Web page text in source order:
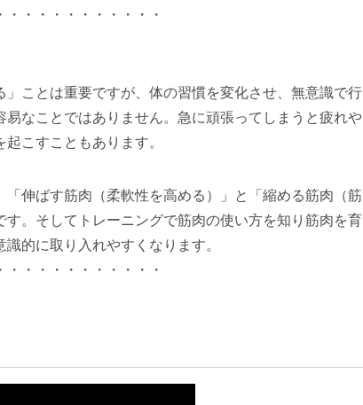
・・・・・・・・・・・
ことは重要ですが、体の習慣を変化させ、無意識で行
なことではありません。急に頑張ってしまうと疲れや
こすこともあります。
伸ばす筋肉（柔軟性を高める）」と「縮める筋肉（筋
。そしてトレーニングで筋肉の使い方を知り筋肉を育
的に取り入れやすくなります。
・・・・・・・・・・・